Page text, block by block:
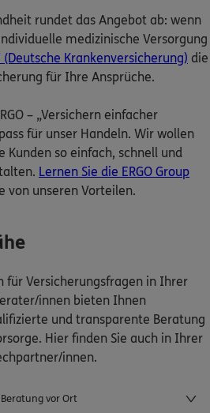
oder telefonisch
Versicherungen
Ihre Versicherungen bei ERGO,
Kundenportal
Leistungsfall melden
online oder telefonisch
rundet das Angebot ab: wenn
medizinische Versorgung
(Deutsche Krankenversicherung) die
für Ihre Ansprüche.
– „Versichern einfacher
für unser Handeln. Wir wollen
Kunden so einfach, schnell und
Lernen Sie die ERGO Group
von unseren Vorteilen.
für Versicherungsfragen in Ihrer
innen bieten Ihnen
und transparente Beratung
Hier finden Sie auch in Ihrer
innen.
vor Ort